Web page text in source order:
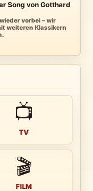
Song von Gotthard
vorbei – wir
weiteren Klassikern
📺
TV
🎬
FILM